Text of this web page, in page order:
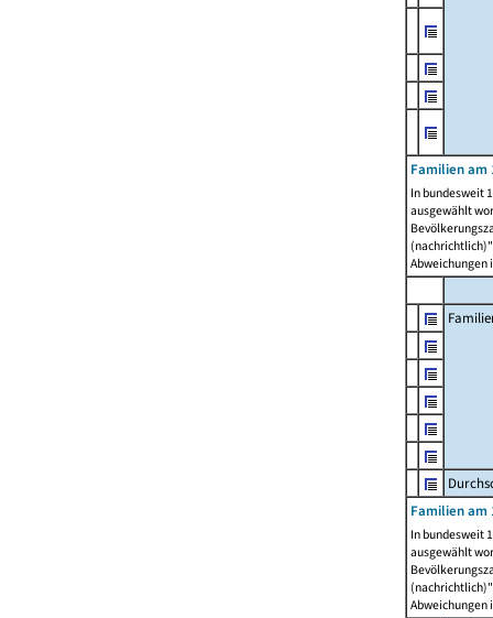
Familien am
In bundesweit
ausgewählt
Abweichungen
Familien am
In bundesweit
ausgewählt
Abweichungen